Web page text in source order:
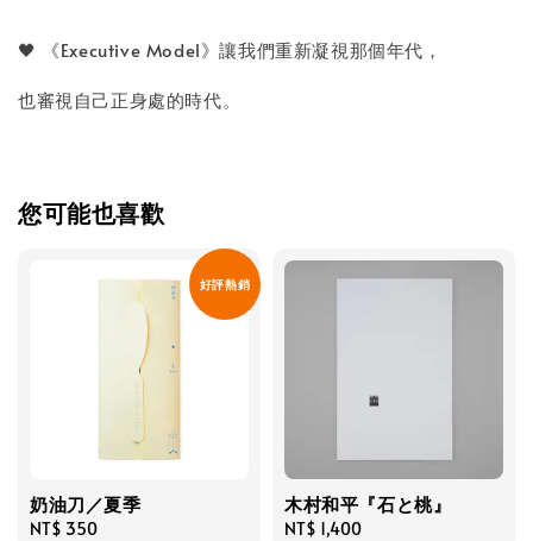
🖤 《Executive Model》讓我們重新凝視那個年代，
也審視自己正身處的時代。
您可能也喜歡
好評熱銷
奶油刀／夏季
Regular
NT$ 350
木村和平『石と桃』
Regular
NT$ 1,400